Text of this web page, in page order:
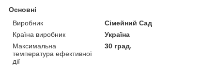
Основні
Виробник
Сімейний Сад
Країна виробник
Україна
Максимальна
температура ефективної
дії
30 град.